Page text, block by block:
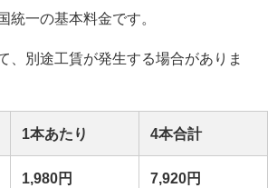
統一の基本料金です。
、別途工賃が発生する場合がありま
1本あたり 4本合計
1,980円 7,920円